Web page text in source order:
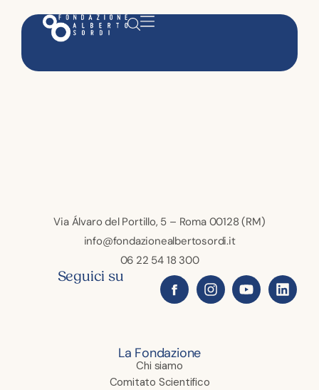
Via Álvaro del Portillo, 5 – Roma 00128 (RM)
info@fondazionealbertosordi.it
06 22 54 18 300
Seguici su
La Fondazione
Chi siamo
Comitato Scientifico